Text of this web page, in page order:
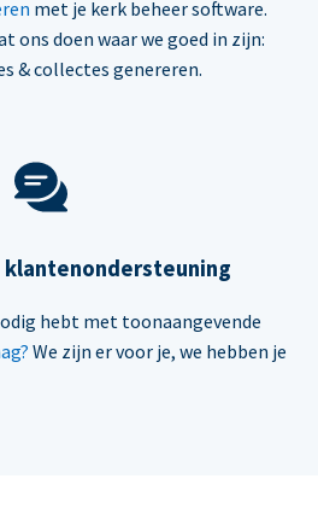
met je kerk beheer software.
ons doen waar we goed in zijn:
& collectes genereren.
hebt met toonaangevende
We zijn er voor je, we hebben je